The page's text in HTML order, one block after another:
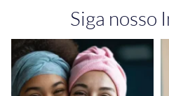
Siga nosso